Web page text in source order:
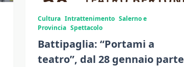
Cultura Intrattenimento Salerno e
Provincia Spettacolo
Battipaglia: “Portami a
teatro”, dal 28 gennaio parte